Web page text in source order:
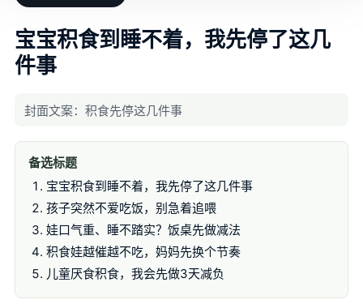
宝宝积食到睡不着，我先停了这几
件事
封面文案：积食先停这几件事
备选标题
宝宝积食到睡不着，我先停了这几件事
孩子突然不爱吃饭，别急着追喂
娃口气重、睡不踏实？饭桌先做减法
积食娃越催越不吃，妈妈先换个节奏
儿童厌食积食，我会先做3天减负